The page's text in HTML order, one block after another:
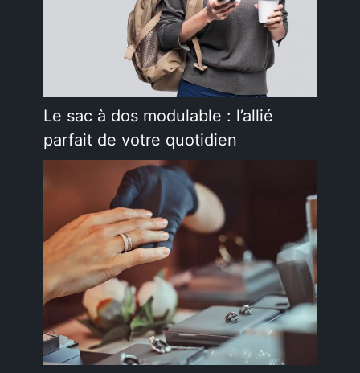
Le sac à dos modulable : l’allié
parfait de votre quotidien